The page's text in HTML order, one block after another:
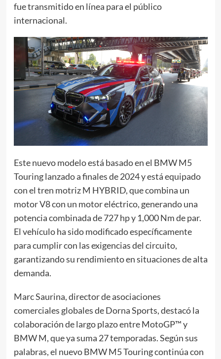
fue transmitido en línea para el público
internacional.
Este nuevo modelo está basado en el BMW M5
Touring lanzado a finales de 2024 y está equipado
con el tren motriz M HYBRID, que combina un
motor V8 con un motor eléctrico, generando una
potencia combinada de 727 hp y 1,000 Nm de par.
El vehículo ha sido modificado específicamente
para cumplir con las exigencias del circuito,
garantizando su rendimiento en situaciones de alta
demanda.
Marc Saurina, director de asociaciones
comerciales globales de Dorna Sports, destacó la
colaboración de largo plazo entre MotoGP™ y
BMW M, que ya suma 27 temporadas. Según sus
palabras, el nuevo BMW M5 Touring continúa con